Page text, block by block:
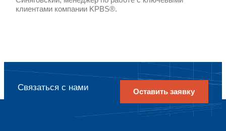
KPBS® предложила технические
расширения действующей ИТ-
а также взяла ответственность за
совместимости и активации